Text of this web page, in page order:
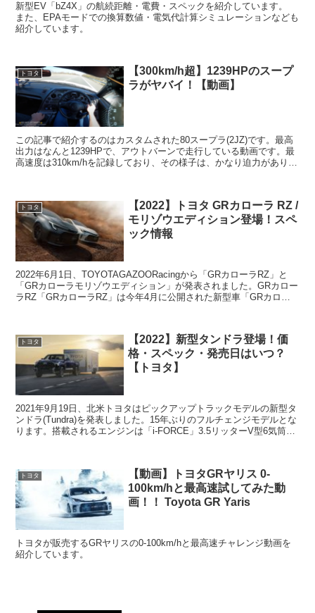
新型EV「bZ4X」の航続距離・電費・スペックを紹介しています。
また、EPAモードでの換算数値・電気代計算シミュレーションなども
紹介しています。
トヨタ
【300km/h超】1239HPのスープ
ラがヤバイ！【動画】
この記事で紹介するのはカスタムされた80スープラ(2JZ)です。最高
出力はなんと1239HPで、アウトバーンで走行している動画です。最
高速度は310km/hを記録しており、その様子は、かなり迫力がありま
トヨタ
【2022】トヨタ GRカローラ RZ /
モリゾウエディション登場！スペ
ック情報
2022年6月1日、TOYOTAGAZOORacingから「GRカローラRZ」と
「GRカローラモリゾウエディション」が発表されました。GRカロー
ラRZ「GRカローラRZ」は今年4月に公開された新型車「GRカロー
トヨタ
【2022】新型タンドラ登場！価
格・スペック・発売日はいつ？
【トヨタ】
2021年9月19日、北米トヨタはピックアップトラックモデルの新型タ
ンドラ(Tundra)を発表しました。15年ぶりのフルチェンジモデルとな
ります。搭載されるエンジンは「i-FORCE」3.5リッターV型6気筒ツ
トヨタ
【動画】トヨタGRヤリス 0-
100km/hと最高速試してみた動
画！！ Toyota GR Yaris
トヨタが販売するGRヤリスの0-100km/hと最高速チャレンジ動画を
紹介しています。